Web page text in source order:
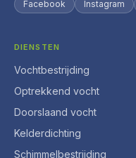
Facebook Instagram
DIENSTEN
Vochtbestrijding
Optrekkend vocht
Doorslaand vocht
Kelderdichting
Schimmelbestrijding